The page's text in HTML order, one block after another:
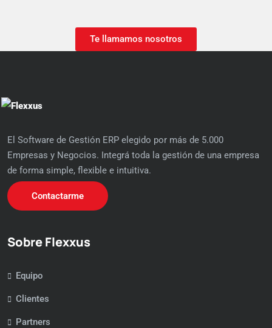
Te llamamos nosotros
El Software de Gestión ERP elegido por más de 5.000
Empresas y Negocios. Integrá toda la gestión de una empresa
de forma simple, flexible e intuitiva.
Contactarme
Sobre Flexxus
Equipo
Clientes
Partners